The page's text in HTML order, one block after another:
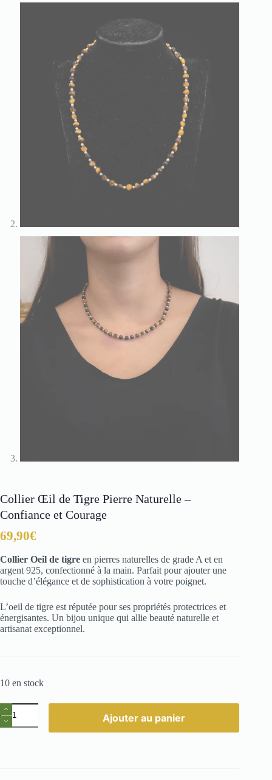
Collier Œil de Tigre Pierre Naturelle –
Confiance et Courage
69,90€
Collier Oeil de tigre en pierres naturelles de grade A et en
argent 925, confectionné à la main. Parfait pour ajouter une
touche d’élégance et de sophistication à votre poignet.
L’oeil de tigre est réputée pour ses propriétés protectrices et
énergisantes. Un bijou unique qui allie beauté naturelle et
artisanat exceptionnel.
10 en stock
quantité
de
Collier
Ajouter au panier